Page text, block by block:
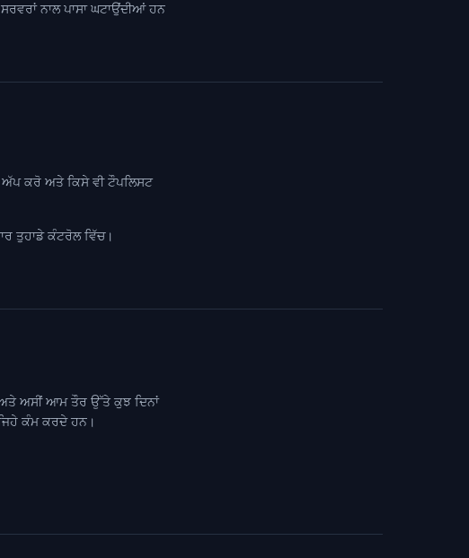
ਨਾਲ ਪਾਸਾ ਘਟਾਉਂਦੀਆਂ ਹਨ
ਕਰੋ ਅਤੇ ਕਿਸੇ ਵੀ ਟੌਪਲਿਸਟ
ਤੁਹਾਡੇ ਕੰਟਰੋਲ ਵਿੱਚ।
ਅਤੇ ਅਸੀਂ ਆਮ ਤੌਰ ਉੱਤੇ ਕੁਝ ਦਿਨਾਂ
ਕੰਮ ਕਰਦੇ ਹਨ।